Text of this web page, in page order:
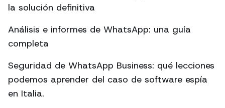
la solución definitiva
Análisis e informes de WhatsApp: una guía
completa
Seguridad de WhatsApp Business: qué lecciones
podemos aprender del caso de software espía
en Italia.